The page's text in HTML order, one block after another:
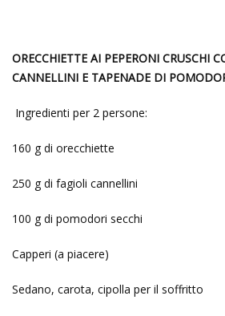
ORECCHIETTE AI PEPERONI CRUSCHI
CANNELLINI E TAPENADE DI
Ingredienti per 2 persone:
160 g di orecchiette
250 g di fagioli cannellini
100 g di pomodori secchi
Capperi (a piacere)
Sedano, carota, cipolla per il soffritto